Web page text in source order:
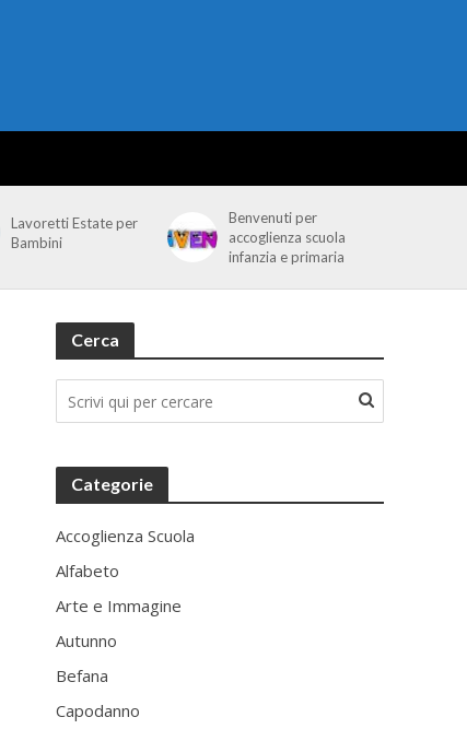
Lavoretti Estate per
Bambini
Benvenuti per
accoglienza scuola
infanzia e primaria
Cerca
Categorie
Accoglienza Scuola
Alfabeto
Arte e Immagine
Autunno
Befana
Capodanno